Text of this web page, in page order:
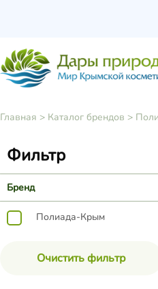
Главная > Каталог брендов >
Фильтр
Бренд
Полиада-Крым
Очистить фильтр